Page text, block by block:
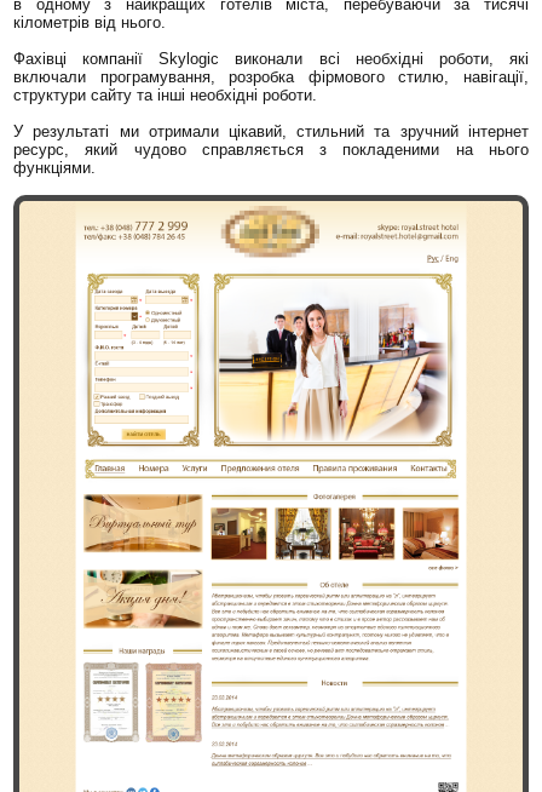
в одному з найкращих готелів міста, перебуваючи за тисячі
кілометрів від нього.
Фахівці компанії Skylogic виконали всі необхідні роботи, які
включали програмування, розробка фірмового стилю, навігації,
структури сайту та інші необхідні роботи.
У результаті ми отримали цікавий, стильний та зручний інтернет
ресурс, який чудово справляється з покладеними на нього
функціями.